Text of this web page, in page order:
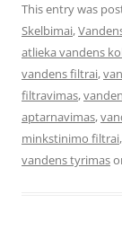
This entry was
Skelbimai,
atlieka vandens
vandens filtrai,
filtravimas,
aptarnavimas,
minkstinimo filtrai,
vandens tyrimas